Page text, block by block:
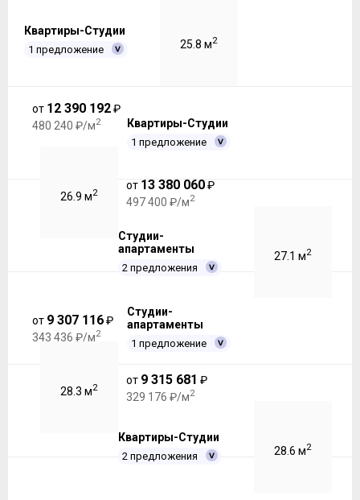
Квартиры-Студии
1 предложение 25.8 м2
от 12 390 192₽
480 240 ₽/м2 Квартиры-Студии
1 предложение
26.9 м2
от 13 380 060₽
497 400 ₽/м2
Студии-
апартаменты
2 предложения
27.1 м2
от 9 307 116₽
343 436 ₽/м2
Студии-
апартаменты
1 предложение
28.3 м2
от 9 315 681 ₽
329 176 ₽/м2
Квартиры-Студии
2 предложения 28.6 м2